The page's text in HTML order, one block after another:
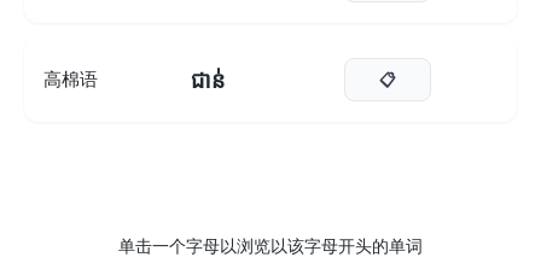
高棉语 ជាន់ 📋
单击一个字母以浏览以该字母开头的单词